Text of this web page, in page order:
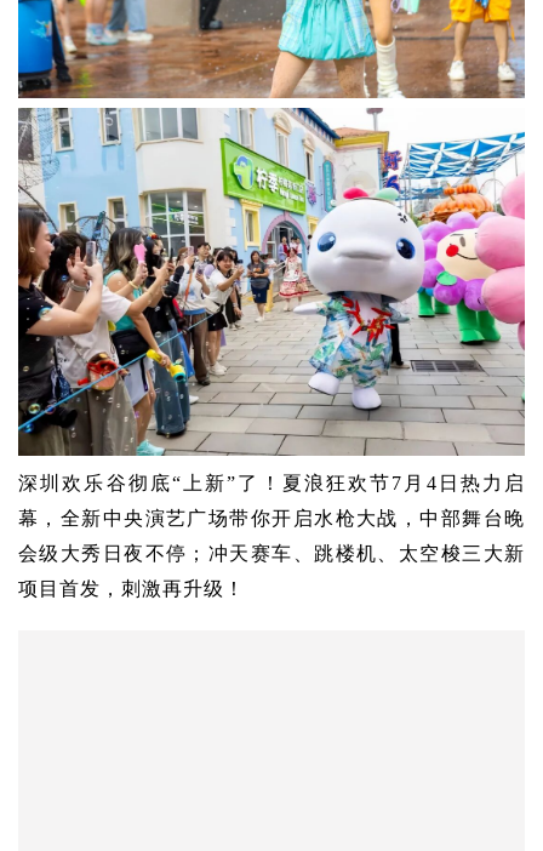
深圳欢乐谷彻底“上新”了！夏浪狂欢节7月4日热力启
幕，全新中央演艺广场带你开启水枪大战，中部舞台晚
会级大秀日夜不停；冲天赛车、跳楼机、太空梭三大新
项目首发，刺激再升级！